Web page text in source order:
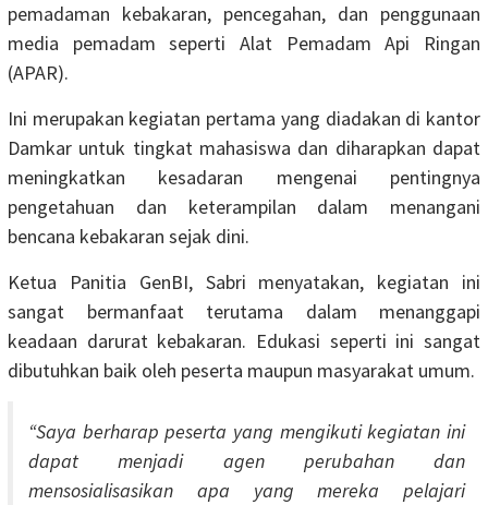
pemadaman kebakaran, pencegahan, dan penggunaan
media pemadam seperti Alat Pemadam Api Ringan
(APAR).
Ini merupakan kegiatan pertama yang diadakan di kantor
Damkar untuk tingkat mahasiswa dan diharapkan dapat
meningkatkan kesadaran mengenai pentingnya
pengetahuan dan keterampilan dalam menangani
bencana kebakaran sejak dini.
Ketua Panitia GenBI, Sabri menyatakan, kegiatan ini
sangat bermanfaat terutama dalam menanggapi
keadaan darurat kebakaran. Edukasi seperti ini sangat
dibutuhkan baik oleh peserta maupun masyarakat umum.
“Saya berharap peserta yang mengikuti kegiatan ini
dapat menjadi agen perubahan dan
mensosialisasikan apa yang mereka pelajari